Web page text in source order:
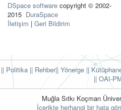
DSpace software copyright © 2002-
2015 DuraSpace
İletişim | Geri Bildirim
|| Politika || Rehber|| Yönerge ||
|| OAI-
Muğla Sıtkı Koçman
İçerikte herhangi bir hata